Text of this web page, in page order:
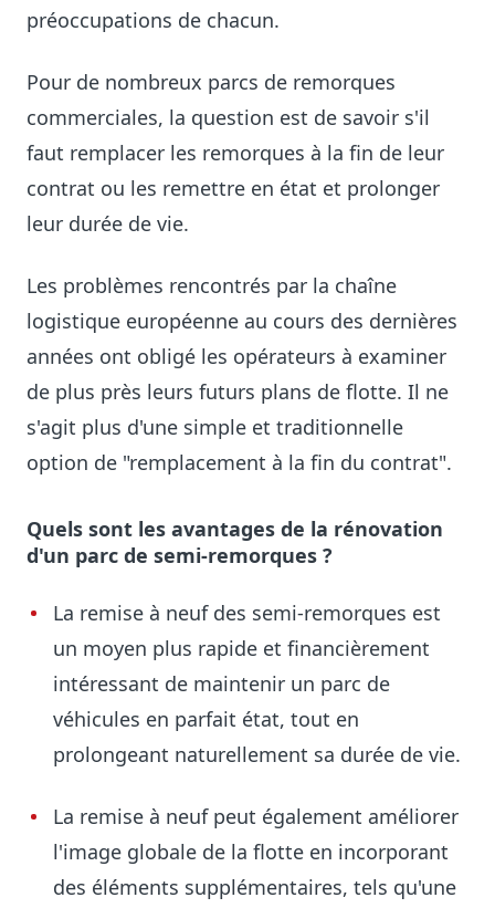
préoccupations de chacun.
Pour de nombreux parcs de remorques
commerciales, la question est de savoir s'il
faut remplacer les remorques à la fin de leur
contrat ou les remettre en état et prolonger
leur durée de vie.
Les problèmes rencontrés par la chaîne
logistique européenne au cours des dernières
années ont obligé les opérateurs à examiner
de plus près leurs futurs plans de flotte. Il ne
s'agit plus d'une simple et traditionnelle
option de "remplacement à la fin du contrat".
Quels sont les avantages de la rénovation
d'un parc de semi-remorques ?
La remise à neuf des semi-remorques est
un moyen plus rapide et financièrement
intéressant de maintenir un parc de
véhicules en parfait état, tout en
prolongeant naturellement sa durée de vie.
La remise à neuf peut également améliorer
l'image globale de la flotte en incorporant
des éléments supplémentaires, tels qu'une